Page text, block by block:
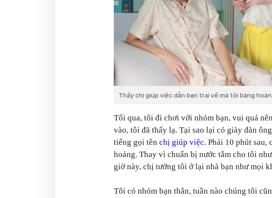
Thấy chị giúp việc dẫn bạn trai về mà tôi bàng
Tối qua, tôi đi chơi với nhóm bạn, vui quá
vào, tôi đã thấy lạ. Tại sao lại có giày đàn
tiếng gọi tên chị giúp việc. Phải 10 phút sau,
hoảng. Thay vì chuẩn bị nước tắm cho tôi
giờ này, chị tưởng tôi ở lại nhà bạn như mọi
Tôi có nhóm bạn thân, tuần nào chúng tôi